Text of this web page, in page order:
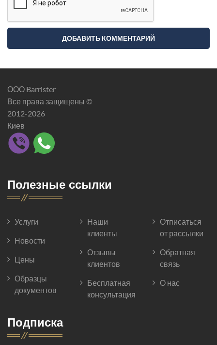
ООО Barrister
Все права защищены ©
2012-2026
Киев
Полезные ссылки
Услуги
Новости
Цены
Образцы
документов
Наши
клиенты
Отзывы
клиентов
Бесплатная
консультация
Отписаться
от рассылки
Обратная
связь
О нас
Подписка